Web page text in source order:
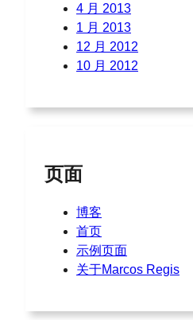
4 月 2013
1 月 2013
12 月 2012
10 月 2012
页面
博客
首页
示例页面
关于Marcos Regis